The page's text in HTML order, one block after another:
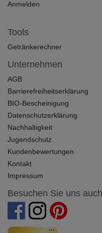
Anmelden
Tools
Getränkerechner
Unternehmen
AGB
Barrierefreiheitserklärung
BIO-Bescheinigung
Datenschutzerklärung
Nachhaltigkeit
Jugendschutz
Kundenbewertungen
Kontakt
Impressum
Besuchen Sie uns